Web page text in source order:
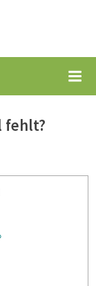
fehlt?